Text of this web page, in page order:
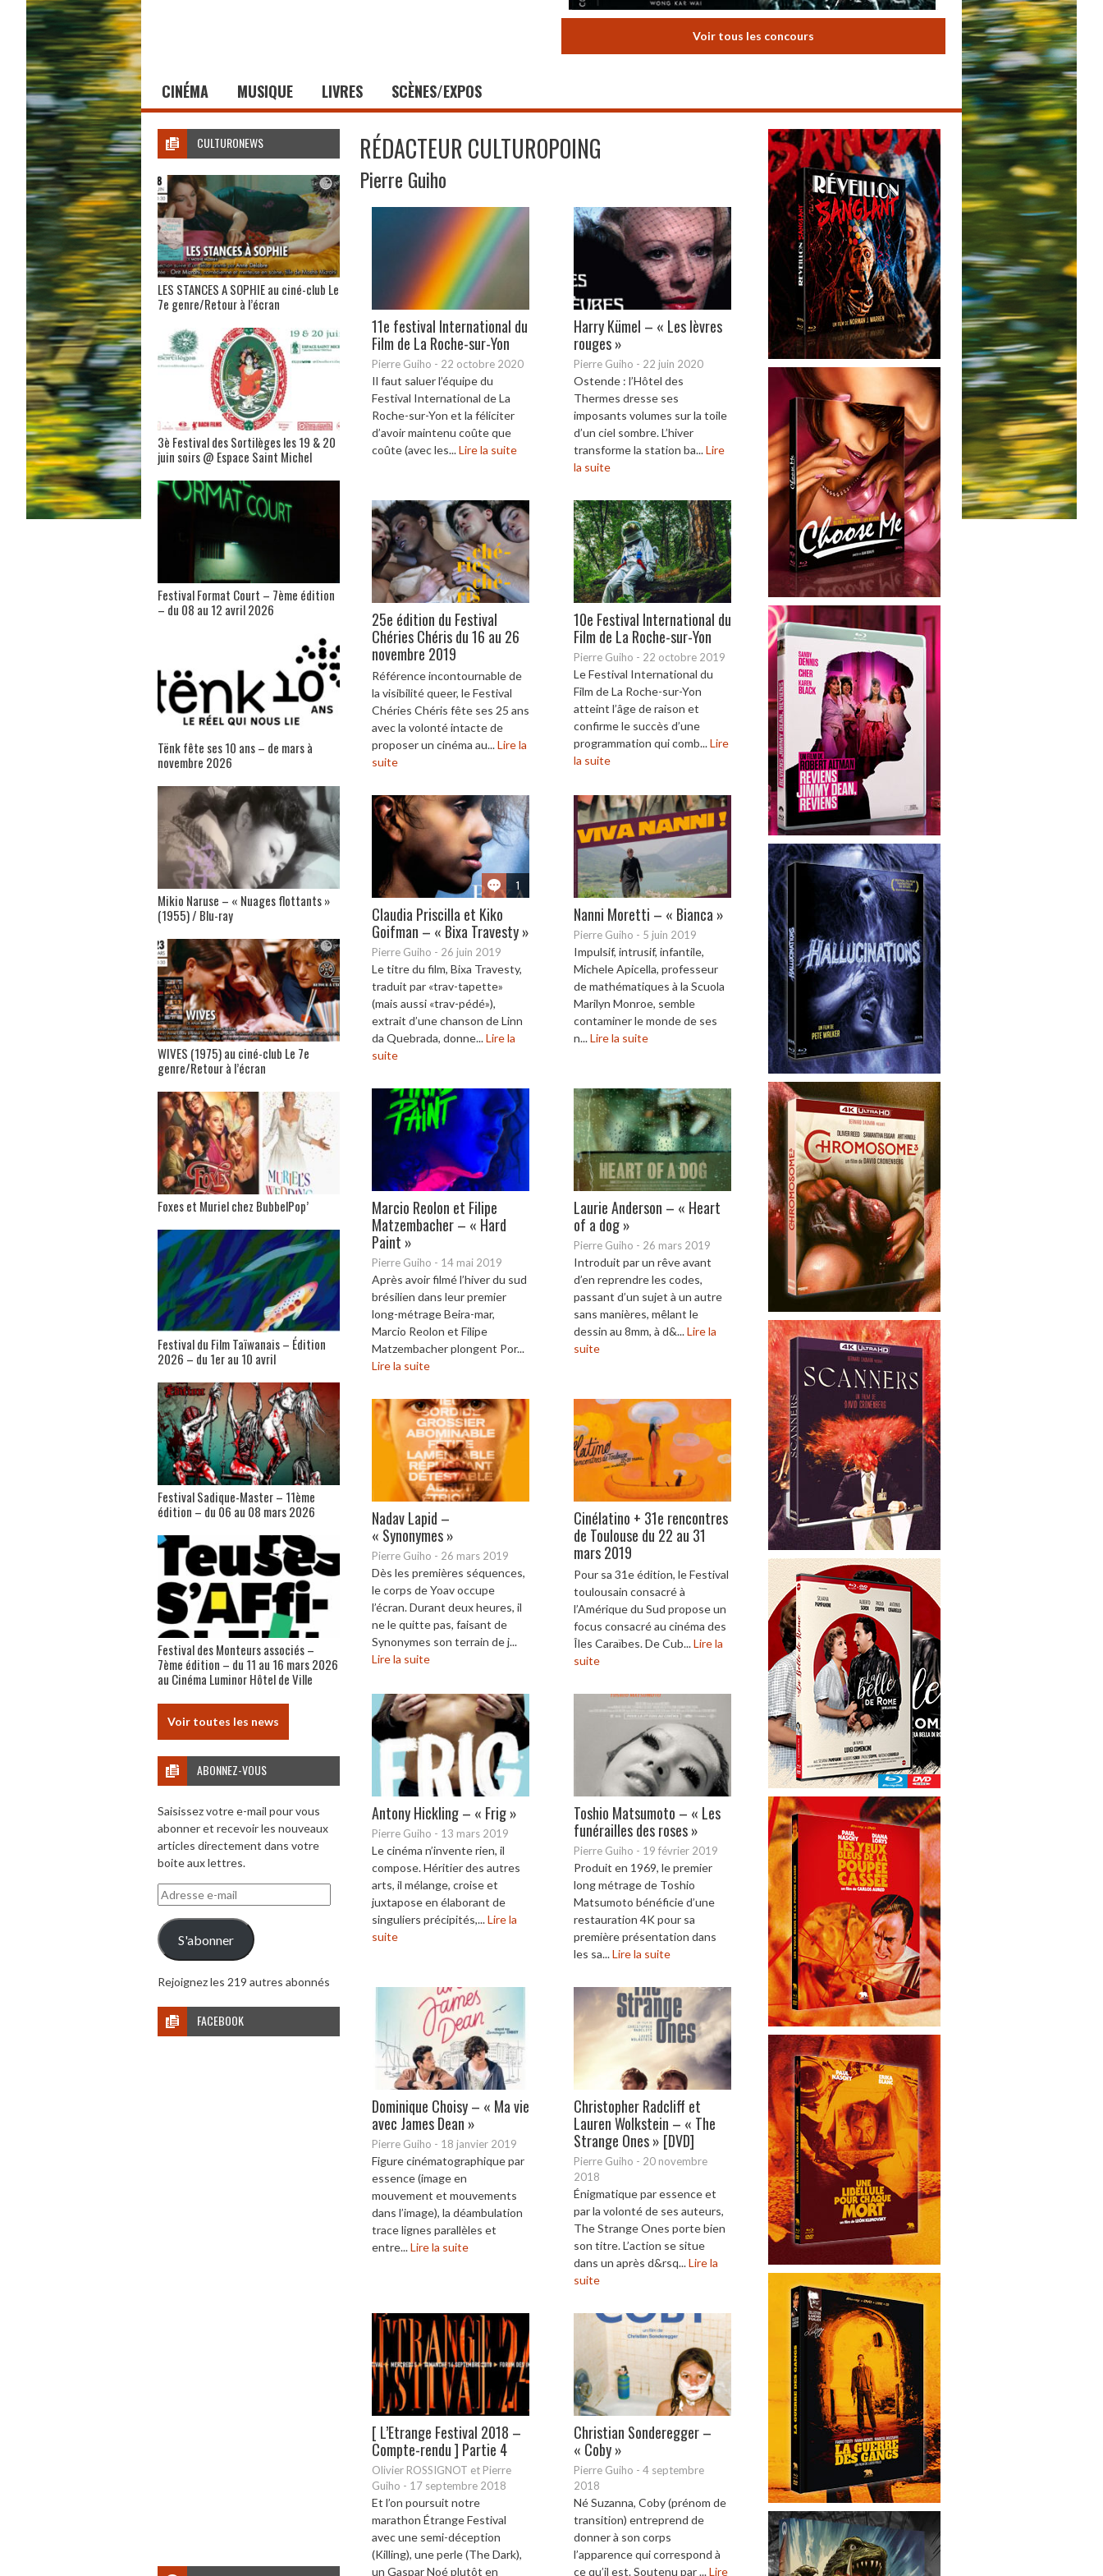
Voir tous les concours
CINÉMA MUSIQUE LIVRES SCÈNES/EXPOS
RÉDACTEUR CULTUROPOING
Pierre Guiho
11e festival International du
Film de La Roche-sur-Yon
Pierre Guiho - 22 octobre 2020
Il faut saluer l’équipe du
Festival International de La
Roche-sur-Yon et la féliciter
d’avoir maintenu coûte que
coûte (avec les...Lire la suite
Harry Kümel – « Les lèvres
rouges »
Pierre Guiho - 22 juin 2020
Ostende : l’Hôtel des
Thermes dresse ses
imposants volumes sur la toile
d’un ciel sombre. L’hiver
transforme la station ba...Lire
la suite
25e édition du Festival
Chéries Chéris du 16 au 26
novembre 2019
Référence incontournable de
la visibilité queer, le Festival
Chéries Chéris fête ses 25 ans
avec la volonté intacte de
proposer un cinéma au...Lire la
suite
10e Festival International du
Film de La Roche-sur-Yon
Pierre Guiho - 22 octobre 2019
Le Festival International du
Film de La Roche-sur-Yon
atteint l’âge de raison et
confirme le succès d’une
programmation qui comb...Lire
la suite
1
Claudia Priscilla et Kiko
Goifman – « Bixa Travesty »
Pierre Guiho - 26 juin 2019
Le titre du film, Bixa Travesty,
traduit par «trav-tapette»
(mais aussi «trav-pédé»),
extrait d’une chanson de Linn
da Quebrada, donne...Lire la
suite
Nanni Moretti – « Bianca »
Pierre Guiho - 5 juin 2019
Impulsif, intrusif, infantile,
Michele Apicella, professeur
de mathématiques à la Scuola
Marilyn Monroe, semble
contaminer le monde de ses
n...Lire la suite
Marcio Reolon et Filipe
Matzembacher – « Hard
Paint »
Pierre Guiho - 14 mai 2019
Après avoir filmé l’hiver du sud
brésilien dans leur premier
long-métrage Beira-mar,
Marcio Reolon et Filipe
Matzembacher plongent Por...
Lire la suite
Laurie Anderson – « Heart
of a dog »
Pierre Guiho - 26 mars 2019
Introduit par un rêve avant
d’en reprendre les codes,
passant d’un sujet à un autre
sans manières, mêlant le
dessin au 8mm, à d&...Lire la
suite
Nadav Lapid –
« Synonymes »
Pierre Guiho - 26 mars 2019
Dès les premières séquences,
le corps de Yoav occupe
l’écran. Durant deux heures, il
ne le quitte pas, faisant de
Synonymes son terrain de j...
Lire la suite
Cinélatino + 31e rencontres
de Toulouse du 22 au 31
mars 2019
Pour sa 31e édition, le Festival
toulousain consacré à
l’Amérique du Sud propose un
focus consacré au cinéma des
Îles Caraïbes. De Cub...Lire la
suite
Antony Hickling – « Frig »
Pierre Guiho - 13 mars 2019
Le cinéma n’invente rien, il
compose. Héritier des autres
arts, il mélange, croise et
juxtapose en élaborant de
singuliers précipités,...Lire la
suite
Toshio Matsumoto – « Les
funérailles des roses »
Pierre Guiho - 19 février 2019
Produit en 1969, le premier
long métrage de Toshio
Matsumoto bénéficie d’une
restauration 4K pour sa
première présentation dans
les sa...Lire la suite
Dominique Choisy – « Ma vie
avec James Dean »
Pierre Guiho - 18 janvier 2019
Figure cinématographique par
essence (image en
mouvement et mouvements
dans l’image), la déambulation
trace lignes parallèles et
entre...Lire la suite
Christopher Radcliff et
Lauren Wolkstein – « The
Strange Ones » [DVD]
Pierre Guiho - 20 novembre
2018
Énigmatique par essence et
par la volonté de ses auteurs,
The Strange Ones porte bien
son titre. L’action se situe
dans un après d&rsq...Lire la
suite
[ L’Etrange Festival 2018 –
Compte-rendu ] Partie 4
Olivier ROSSIGNOT et Pierre
Guiho - 17 septembre 2018
Et l’on poursuit notre
marathon Étrange Festival
avec une semi-déception
(Killing), une perle (The Dark),
un Gaspar Noé plutôt en
Christian Sonderegger –
« Coby »
Pierre Guiho - 4 septembre
2018
Né Suzanna, Coby (prénom de
transition) entreprend de
donner à son corps
l’apparence qui correspond à
ce qu’il est. Soutenu par ...Lire
CULTURONEWS
LES STANCES A SOPHIE au ciné-club Le
7e genre/Retour à l’écran
3è Festival des Sortilèges les 19 & 20
juin soirs @ Espace Saint Michel
Festival Format Court – 7ème édition
– du 08 au 12 avril 2026
Tënk fête ses 10 ans – de mars à
novembre 2026
Mikio Naruse – « Nuages flottants »
(1955) / Blu-ray
WIVES (1975) au ciné-club Le 7e
genre/Retour à l’écran
Foxes et Muriel chez BubbelPop’
Festival du Film Taïwanais – Édition
2026 – du 1er au 10 avril
Festival Sadique-Master – 11ème
édition – du 06 au 08 mars 2026
Festival des Monteurs associés –
7ème édition – du 11 au 16 mars 2026
au Cinéma Luminor Hôtel de Ville
Voir toutes les news
ABONNEZ-VOUS
Saisissez votre e-mail pour vous
abonner et recevoir les nouveaux
articles directement dans votre
boite aux lettres.
Adresse
e-
mail
S'abonner
Rejoignez les 219 autres abonnés
FACEBOOK